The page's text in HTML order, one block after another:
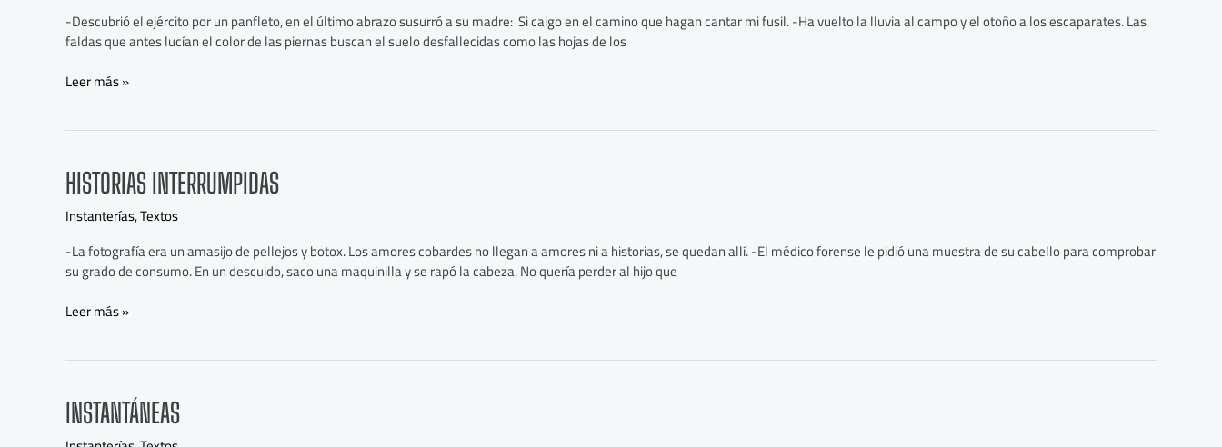
-Descubrió el ejército por un panfleto, en el último abrazo susurró a su madre: Si caigo en el camino que hagan cantar mi fusil. -Ha vuelto la lluvia al campo y el otoño a los escaparates. Las
faldas que antes lucían el color de las piernas buscan el suelo desfallecidas como las hojas de los
Leer más »
HISTORIAS INTERRUMPIDAS
Instanterías,Textos
-La fotografía era un amasijo de pellejos y botox. Los amores cobardes no llegan a amores ni a historias, se quedan allí. -El médico forense le pidió una muestra de su cabello para comprobar
su grado de consumo. En un descuido, saco una maquinilla y se rapó la cabeza. No quería perder al hijo que
Historias
Interrumpidas
Leer más »
INSTANTÁNEAS
Instantáneas